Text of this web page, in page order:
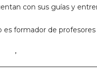
con sus guías y
formador de profesores
,